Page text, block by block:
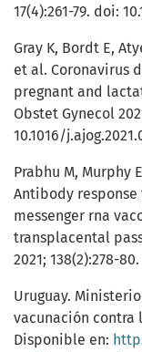
17(4):261-79. doi:
Gray K, Bordt E,
et al. Coronavirus
pregnant and
Obstet Gynecol
10.1016/
Prabhu M, Murphy
Antibody response
messenger rna
transplacental
2021; 138(2):278-
Uruguay.
vacunación contra
Disponible en: